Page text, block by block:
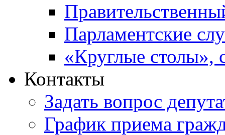
Парламентские
«Круглые столы»,
Контакты
Задать вопрос
График приема